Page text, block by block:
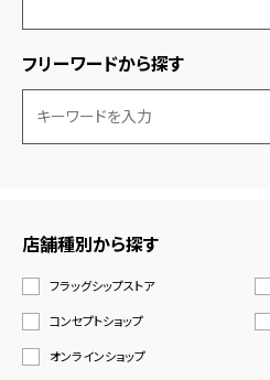
フリーワードから探す
店舗種別から探す
フラッグシップストア
コンセプトショップ
オンラインショップ